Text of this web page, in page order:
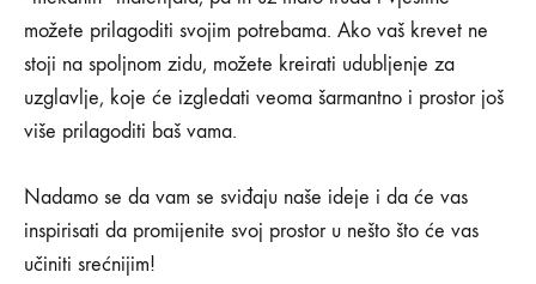
možete prilagoditi svojim potrebama. Ako vaš krevet ne
stoji na spoljnom zidu, možete kreirati udubljenje za
uzglavlje, koje će izgledati veoma šarmantno i prostor još
više prilagoditi baš vama.
Nadamo se da vam se sviđaju naše ideje i da će vas
inspirisati da promijenite svoj prostor u nešto što će vas
učiniti srećnijim!